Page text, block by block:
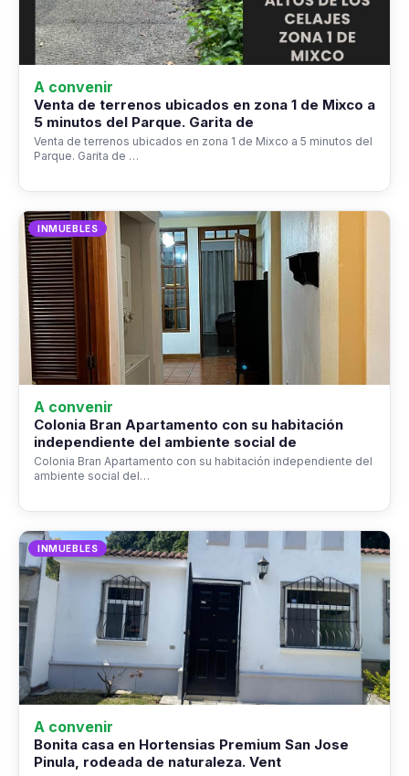
A convenir
Venta de terrenos ubicados en zona 1 de Mixco a
5 minutos del Parque. Garita de
Venta de terrenos ubicados en zona 1 de Mixco a 5 minutos del
Parque. Garita de …
INMUEBLES
A convenir
Colonia Bran Apartamento con su habitación
independiente del ambiente social de
Colonia Bran Apartamento con su habitación independiente del
ambiente social del…
INMUEBLES
A convenir
Bonita casa en Hortensias Premium San Jose
Pinula, rodeada de naturaleza. Vent